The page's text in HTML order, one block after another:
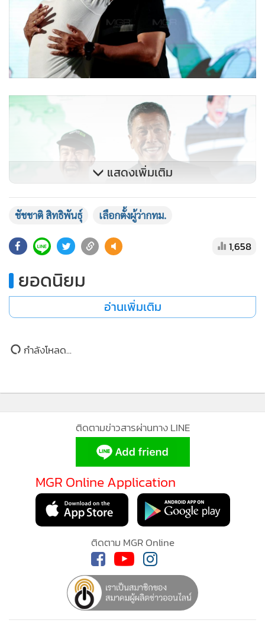
แสดงเพิ่มเติม
ชัชชาติ สิทธิพันธุ์
1,658
ยอดนิยม
ติดตามข่าวสารผ่านทาง LINE
MGR Online Application
ติดตาม MGR Online
MGR Online ใช้คุกกี้ (Cookies)
MGR Online ใช้คุกกี้ เพื่อจัดการข้อมูลส่วนบุคคลเพื่อนำเสนอ
ประสบการณ์คอนเทนต์ที่ดีที่สุดให้กับผู้อ่านบนเว็บไซต์ และ
เงื่อนไขการใช้งานเว็บไซต์และ
รับทราบ